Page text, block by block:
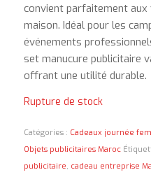
convient parfaitement aux
maison. Idéal pour les
événements
set manucure publicitaire
offrant une utilité durable.
Rupture de stock
Catégories : Cadeaux journée
Objets publicitaires Maroc
publicitaire, cadeau entreprise